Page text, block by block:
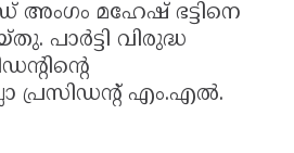
മഹേഷ് ഭട്ടിനെ
പാർട്ടി വിരുദ്ധ
പ്രസിഡൻ്റ് എം.എൽ.